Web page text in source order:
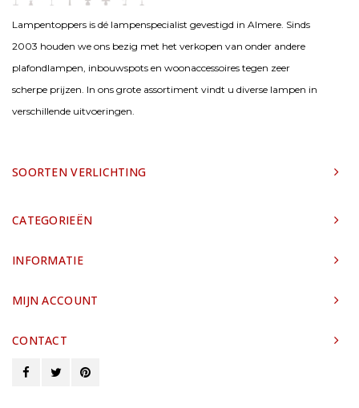
Lampentoppers is dé lampenspecialist gevestigd in Almere. Sinds
2003 houden we ons bezig met het verkopen van onder andere
plafondlampen, inbouwspots en woonaccessoires tegen zeer
scherpe prijzen. In ons grote assortiment vindt u diverse lampen in
verschillende uitvoeringen.
SOORTEN VERLICHTING
CATEGORIEËN
INFORMATIE
MIJN ACCOUNT
CONTACT